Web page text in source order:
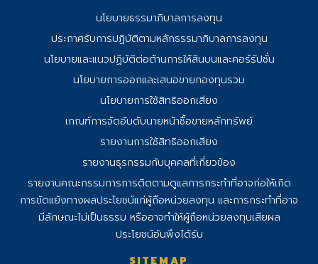
นโยบายธรรมาภิบาลการลงทุน
ประกาศรับการปฏิบัติตามหลักธรรมาภิบาลการลงทุน
นโยบายและแนวปฏิบัติต่อต้านการให้สินบนและคอร์รัปชั่น
นโยบายการออกและเสนอขายกองทุนรวม
นโยบายการใช้สิทธิออกเสียง
เกณฑ์การจัดอันดับนายหน้าซื้อขายหลักทรัพย์
รายงานการใช้สิทธิออกเสียง
รายงานธุรกรรมกับบุคคลที่เกี่ยวข้อง
รายงานคณะกรรมการการติดตามดูแลการกระทําที่อาจก่อให้เกิด
การขัดแย้งทางผลประโยชน์แก่ผู้ถือหน่วยลงทุน และการกระทําที่อาจ
มีลักษณะไม่เป็นธรรม หรืออาจทําให้ผู้ถือหน่วยลงทุนเสียผล
ประโยชน์อันพึงได้รับ
SITEMAP